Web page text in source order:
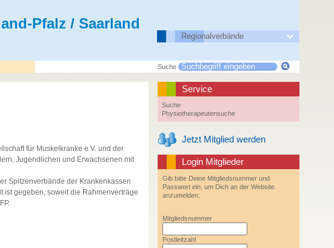
Pfalz / Saarland
Regionalverbände
Suche
für Muskelkranke e.V. und der
Jugendlichen und Erwachsenen mit
Spitzenverbände der Krankenkassen
ist gegeben, soweit die Rahmenverträge
Service
Suche
Physiotherapeutensuche
Jetzt Mitglied werden
Login Mitglieder
Gib bitte Deine Mitgliedsnummer und
Passwort ein, um Dich an der Website
anzumelden:
Mitgliedsnummer
Postleitzahl